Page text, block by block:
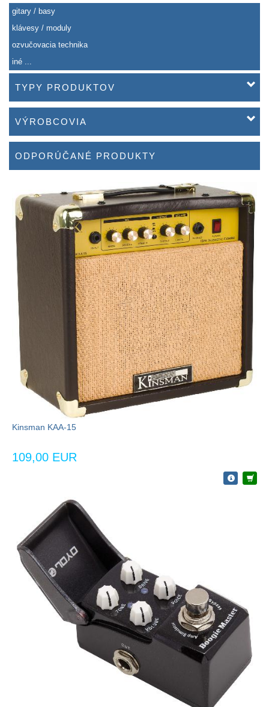
gitary / basy
klávesy / moduly
ozvučovacia technika
iné ...
TYPY PRODUKTOV
VÝROBCOVIA
ODPORÚČANÉ PRODUKTY
Kinsman KAA-15
109,00 EUR